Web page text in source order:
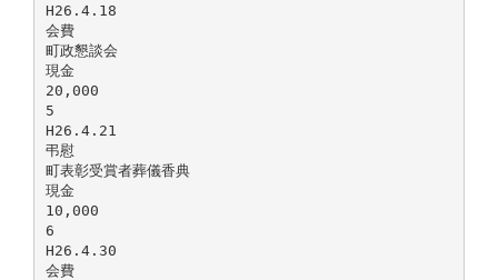
H26.4.18
会費
町政懇談会
現金
20,000
5
H26.4.21
弔慰
町表彰受賞者葬儀香典
現金
10,000
6
H26.4.30
会費